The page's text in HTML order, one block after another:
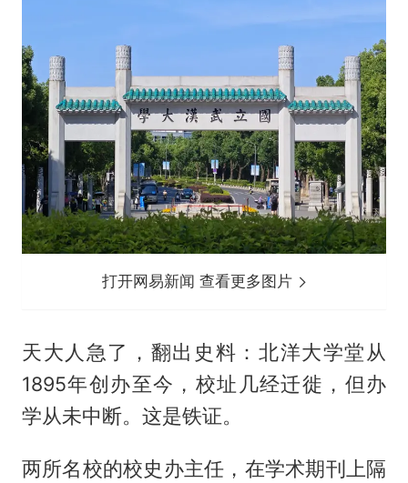
打开网易新闻 查看更多图片
天大人急了，翻出史料：北洋大学堂从
1895年创办至今，校址几经迁徙，但办
学从未中断。这是铁证。
两所名校的校史办主任，在学术期刊上隔